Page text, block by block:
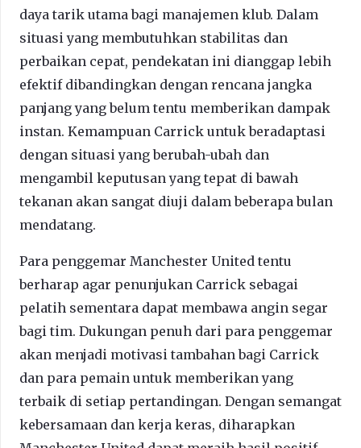
daya tarik utama bagi manajemen klub. Dalam
situasi yang membutuhkan stabilitas dan
perbaikan cepat, pendekatan ini dianggap lebih
efektif dibandingkan dengan rencana jangka
panjang yang belum tentu memberikan dampak
instan. Kemampuan Carrick untuk beradaptasi
dengan situasi yang berubah-ubah dan
mengambil keputusan yang tepat di bawah
tekanan akan sangat diuji dalam beberapa bulan
mendatang.
Para penggemar Manchester United tentu
berharap agar penunjukan Carrick sebagai
pelatih sementara dapat membawa angin segar
bagi tim. Dukungan penuh dari para penggemar
akan menjadi motivasi tambahan bagi Carrick
dan para pemain untuk memberikan yang
terbaik di setiap pertandingan. Dengan semangat
kebersamaan dan kerja keras, diharapkan